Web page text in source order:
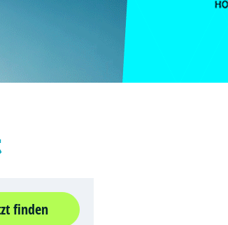
finden